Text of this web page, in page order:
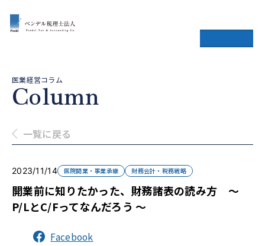
医業経営コラム
Column
一覧に戻る
2023/11/14 医院開業・事業承継 財務会計・税務戦略
開業前に知りたかった、財務諸表の読み方 ～
P/LとC/Fってなんだろう ～
Facebook